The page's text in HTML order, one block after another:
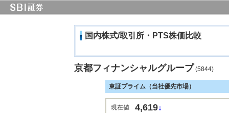
国内株式/取引所・PTS株価比較
京都フィナンシャルグループ (5844)
東証プライム（当社優先市場）
現在値 4,619↓